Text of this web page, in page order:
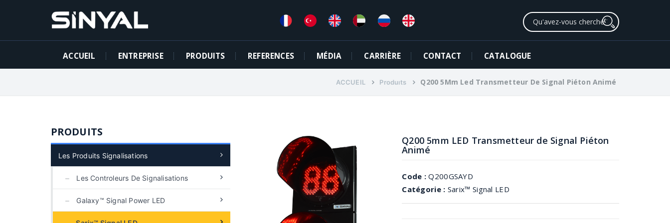
ACCUEIL ENTREPRISE PRODUITS REFERENCES MÉDIA CARRIÈRE CONTACT CATALOGUE
ACCUEIL Produıts Q200 5Mm Led Transmetteur De Signal Piéton Animé
PRODUITS
Les Produits Signalisations
Les Controleurs De Signalisations
Galaxy™ Signal Power LED
Q200 5mm LED Transmetteur de Signal Piéton
Animé
Code :Q200GSAYD
Catégorie : Sarix™ Signal LED